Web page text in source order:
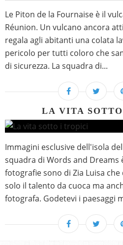
Le Piton de la Fournaise è il
Réunion. Un vulcano ancora
regala agli abitanti una colata
pericolo per tutti coloro che
di sicurezza. La squadra di...
LA VITA
Immagini esclusive dell'isola
squadra di Words and Dreams
fotografie sono di Zia Luisa
solo il talento da cuoca ma
fotografa. Godetevi i paesaggi